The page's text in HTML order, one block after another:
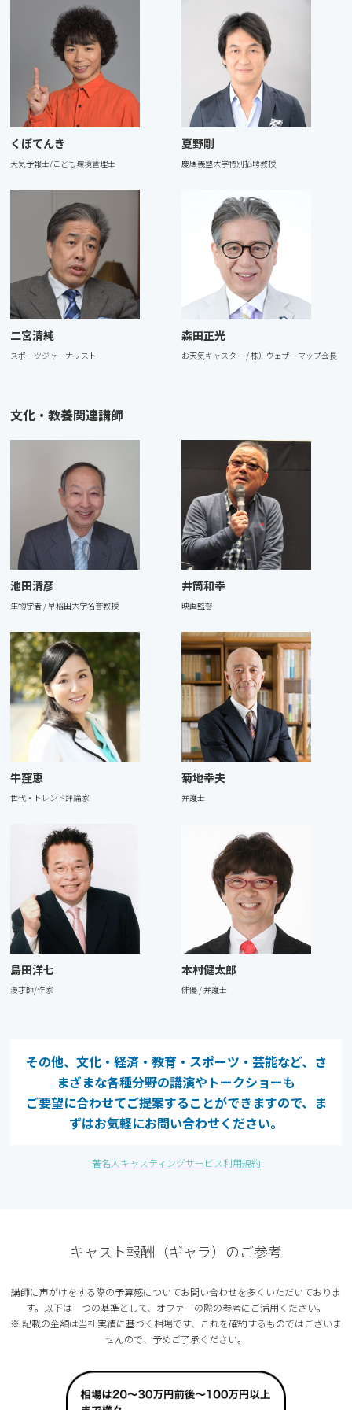
くぼてんき
天気予報⼠/こども環境管理⼠
夏野剛
慶應義塾⼤学特別招聘教授
⼆宮清純
スポーツジャーナリスト
森⽥正光
お天気キャスター / 株）ウェザーマップ会⻑
⽂化・教養関連講師
池田清彦
生物学者 / 早稲田大学名誉教授
井筒和幸
映画監督
牛窪恵
世代・トレンド評論家
菊地幸夫
弁護⼠
島⽥洋七
漫才師/作家
本村健太郎
俳優 / 弁護⼠
その他、文化・経済・教育・スポーツ・芸能など、さ
まざまな各種分野の講演やトークショーも
ご要望に合わせてご提案することができますので、ま
ずはお気軽にお問い合わせください。
著名人キャスティングサービス利用規約
キャスト報酬（ギャラ）のご参考
講師に声がけをする際の予算感についてお問い合わせを多くいただいておりま
す。以下は⼀つの基準として、オファーの際の参考にご活⽤ください。
※ 記載の⾦額は当社実績に基づく相場です、これを確約するものではございま
せんので、予めご了承ください。